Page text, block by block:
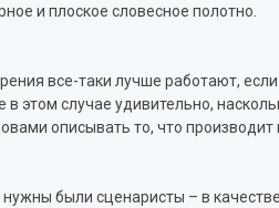
и плоское словесное полотно.
все-таки лучше работают, если
в этом случае удивительно,
описывать то, что производит
нужны были сценаристы – в